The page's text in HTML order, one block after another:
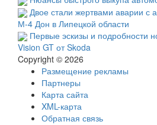
Двое стали жертвами аварии с
М-4 Дон в Липецкой области
Первые эскизы и подробности
Vision GT от Skoda
Copyright © 2026
Размещение рекламы
Партнеры
Карта сайта
XML-карта
Обратная связь